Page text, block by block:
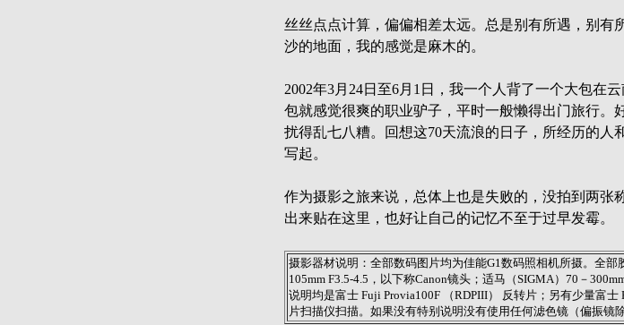
丝丝点点计算，偏偏相差太远。总是别有所遇，别有
沙的地面，我的感觉是麻木的。
2002年3月24日至6月1日，我一个人背了一个大包在
包就感觉很爽的职业驴子，平时一般懒得出门旅行。
扰得乱七八糟。回想这70天流浪的日子，所经历的人
写起。
作为摄影之旅来说，总体上也是失败的，没拍到两张
出来贴在这里，也好让自己的记忆不至于过早发霉。
摄影器材说明：全部数码图片均为佳能G1数码照相机所摄。全部
105mm F3.5-4.5，以下称Canon镜头；适马（SIGMA）70－
说明均是富士 Fuji Provia100F （RDPIII） 反转片；另有少量富士
片扫描仪扫描。如果没有特别说明没有使用任何滤色镜（偏振镜